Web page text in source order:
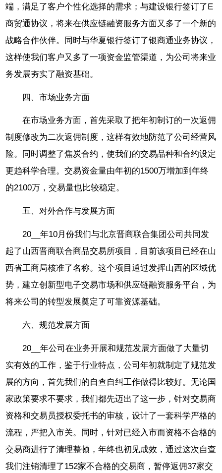
端，满足了客户个性化选择的需求；与建设银行签订了E
商贸通协议，将来在供应链融资服务方面又多了一个新的
战略合作伙伴。同时与华夏银行签订了银商通业务协议，
这样使我们客户又多了一项资金监管渠道，为公司将来业
务发展夯实了融资基础。
四、市场业务方面
在市场业务方面，首先采取了把年初制订的一次返佣
制度修改为二次返佣制度，这样有效地防范了公司经营风
险。同时调整了焦炭合约，使我们的交易品种和合约设定
更趋科学合理。交易资金量由年初的1500万增加到年终
的2100万，交易量也比较稳定。
五、对外合作与发展方面
20__年10月份我们与北京晋商联合集团公司共同发
起了山西晋商联合商品交易所项目，目前该项目已经在山
西省工商局核准了名称。这个项目通过发挥山西的区域优
势，建立创新型电子交易市场和供应链融资服务平台，为
将来公司的转型发展奠定了可靠资源基础。
六、规范发展方面
20__年公司在业务开展和规范发展方面做了大量切
实有效的工作，鉴于行业特点，公司年初就制定了规范发
展的方向，首先我们的自查自纠工作做得比较好。无论国
家政策要求不要求，我们都先迈出了这一步，针对交易商
资格和交易员授权委托书的审核，设计了一套科学严格的
流程，严把入市关。同时，针对已经入市而资格不合格的
交易商进行了清理整顿，年终也初见成效，通过这次自查
我们注销清理了152家不合格的交易商，暂停返佣37家交